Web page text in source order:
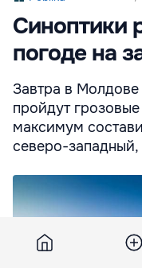
Синоптики
погоде на
Завтра в
пройдут
максимум
северо-